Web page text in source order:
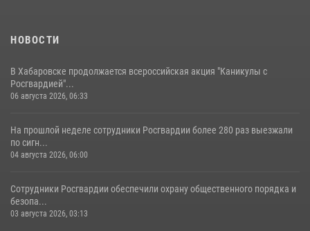
НОВОСТИ
В Хабаровске продолжается всероссийская акция "Каникулы с
Росгвардией"...
06 августа 2026, 06:33
На прошлой неделе сотрудники Росгвардии более 280 раз выезжали
по сигн...
04 августа 2026, 06:00
Сотрудники Росгвардии обеспечили охрану общественного порядка и
безопа...
03 августа 2026, 03:13